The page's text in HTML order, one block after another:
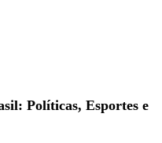
Políticas, Esportes e